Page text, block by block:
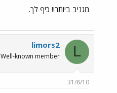
מגניב ביותר!! כיף לך.
L
limors2
Well-known member
31/8/10